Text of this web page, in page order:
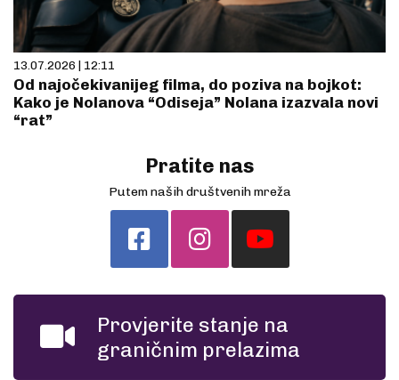
13.07.2026 | 12:11
Od najočekivanijeg filma, do poziva na bojkot:
Kako je Nolanova “Odiseja” Nolana izazvala novi
“rat”
Pratite nas
Putem naših društvenih mreža
Provjerite stanje na
graničnim prelazima